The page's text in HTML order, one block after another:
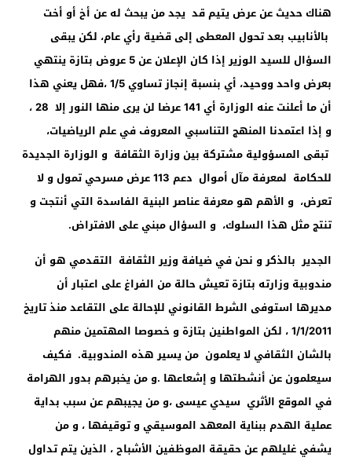
هناك حديث عن عرض يتيم قد يجد من يبحث له عن أخ أو أخت
بالأنابيب بعد تحول المعطى إلى قضية رأي عام، لكن يبقى
السؤال للسيد الوزير إذا كان الإعلان عن 5 عروض بتازة ينتهي
بعرض واحد ووحيد، أي بنسبة إنجاز تساوي 1/5 ،فهل يعني هذا
أن ما أعلنت عنه الوزارة أي 141 عرضا لن يرى منها النور إلا 28 ،
و إذا اعتمدنا المنهج التناسبي المعروف في علم الرياضيات،
تبقى المسؤولية مشتركة بين وزارة الثقافة و الوزارة الجديدة
للحكامة لمعرفة مآل أموال دعم 113 عرض مسرحي تمول و لا
تعرض، و الأهم هو معرفة عناصر البنية الفاسدة التي أنتجت و
تنتج مثل هذا السلوك، و السؤال مبني على الافتراض.
الجدير بالذكر و نحن في ضيافة وزير الثقافة التقدمي هو أن
مندوبية وزارته بتازة تعيش حالة من الفراغ على اعتبار أن
مديرها استوفى الشرط القانوني للإحالة على التقاعد منذ تاريخ
1/1/2011 ، لكن المواطنين بتازة و خصوصا المهتمين منهم
بالشان الثقافي لا يعلمون من يسير هذه المندوبية. فكيف
سيعلمون عن أنشطتها و إشعاعها .و من يخبرهم بدور الهرامة
في الموقع الأثري سيدي عيسى ،و من يجيبهم عن سبب بداية
عملية الهدم ببناية المعهد الموسيقي و توقيفها ، و من
يشفي غليلهم عن حقيقة الموظفين الأشباح ، الذين يتم تداول